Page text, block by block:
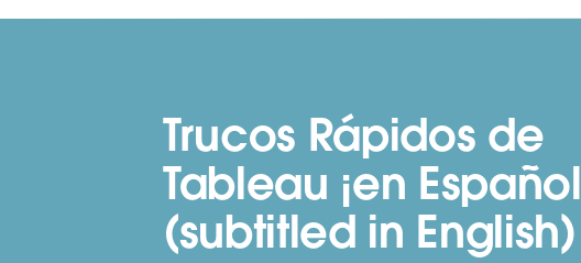
Trucos Rápidos de
Tableau ¡en
(subtitled in English)